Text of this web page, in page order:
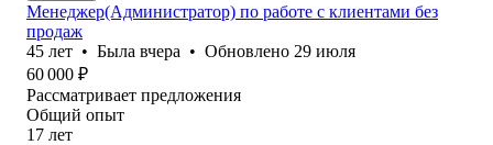
Менеджер(Администратор) по работе с клиентами без
продаж
45 лет • Была вчера • Обновлено 29 июля
60 000 ₽
Рассматривает предложения
Общий опыт
17 лет